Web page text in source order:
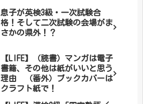
息子が英検3級・一次試験合
格！そして二次試験の会場がま
さかの県外！？
【LIFE】（読書）マンガは電子
書籍、その他は紙がいいと思う
理由 （番外）ブックカバーは
クラフト紙で！